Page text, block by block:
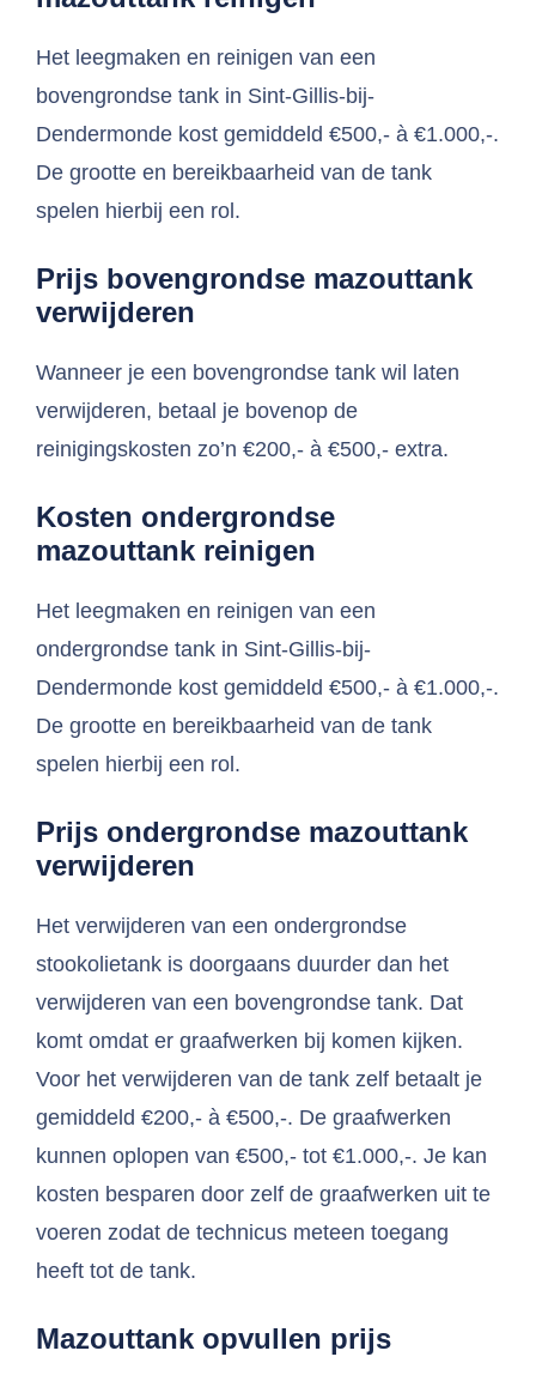
Het leegmaken en reinigen van een
bovengrondse tank in Sint-Gillis-bij-
Dendermonde kost gemiddeld €500,- à €1.000,-.
De grootte en bereikbaarheid van de tank
spelen hierbij een rol.
Prijs bovengrondse mazouttank
verwijderen
Wanneer je een bovengrondse tank wil laten
verwijderen, betaal je bovenop de
reinigingskosten zo’n €200,- à €500,- extra.
Kosten ondergrondse
mazouttank reinigen
Het leegmaken en reinigen van een
ondergrondse tank in Sint-Gillis-bij-
Dendermonde kost gemiddeld €500,- à €1.000,-.
De grootte en bereikbaarheid van de tank
spelen hierbij een rol.
Prijs ondergrondse mazouttank
verwijderen
Het verwijderen van een ondergrondse
stookolietank is doorgaans duurder dan het
verwijderen van een bovengrondse tank. Dat
komt omdat er graafwerken bij komen kijken.
Voor het verwijderen van de tank zelf betaalt je
gemiddeld €200,- à €500,-. De graafwerken
kunnen oplopen van €500,- tot €1.000,-. Je kan
kosten besparen door zelf de graafwerken uit te
voeren zodat de technicus meteen toegang
heeft tot de tank.
Mazouttank opvullen prijs